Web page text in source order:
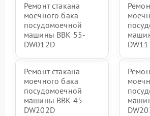
Ремонт стакана
моечного бака
посудомоечной
машины BBK 55-
DW012D
Ремонт стакана
моечного бака
посудомоечной
машины BBK 45-
DW202D